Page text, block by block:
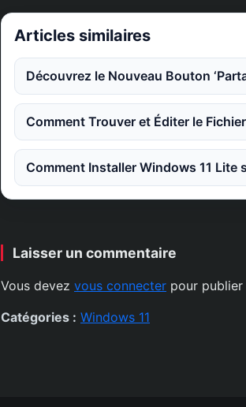
Articles similaires
Découvrez le Nouveau Bouton
Comment Trouver et Éditer le
Comment Installer Windows 11 Lite
Laisser un commentaire
Vous devez vous connecter pour publier
Catégories : Windows 11